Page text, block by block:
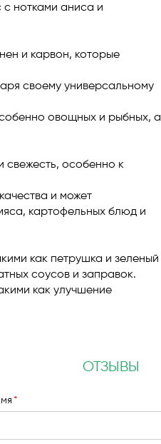
нотками аниса и
и карвон, которые
своему универсальному
овощных и рыбных, а
свежесть, особенно к
и может
картофельных блюд и
как петрушка и зеленый
соусов и заправок.
как улучшение
ОТЗЫВЫ